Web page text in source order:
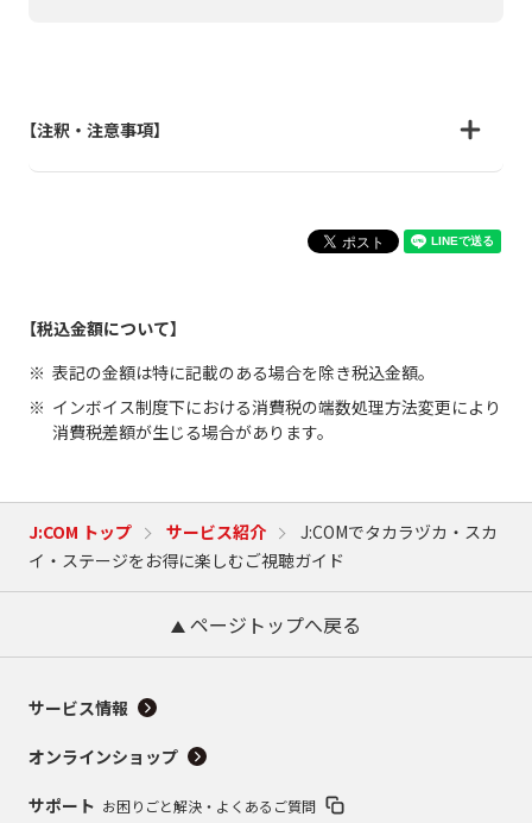
【注釈・注意事項】
【税込金額について】
表記の金額は特に記載のある場合を除き税込金額。
インボイス制度下における消費税の端数処理方法変更により
消費税差額が生じる場合があります。
J:COM トップ サービス紹介
J:COMでタカラヅカ・スカ
イ・ステージをお得に楽しむご視聴ガイド
ページトップへ戻る
サービス情報
オンラインショップ
サポート お困りごと解決・よくあるご質問